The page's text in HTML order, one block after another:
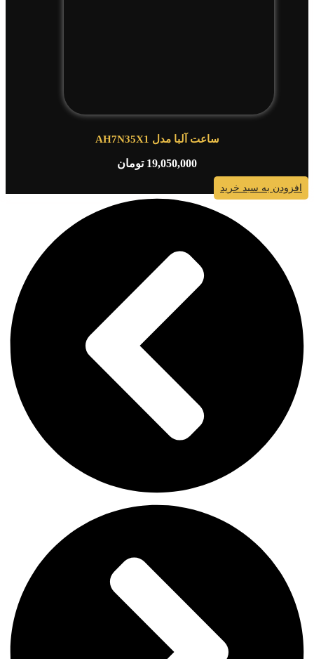
ساعت آلبا مدل AH7N35X1
19,050,000 تومان
افزودن به سبد خرید